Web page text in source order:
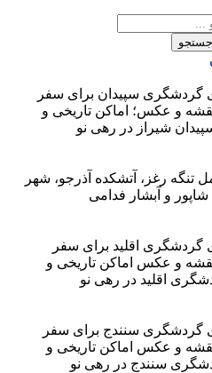
جستجو
گردشگری سپیدان برای سفر
و عکس؛ اماکن تاریخی و
شیراز در رهی نو
تنگه رغز، آتشکده آذرجو، شهر
و آبشار فدامی
گردشگری اقلید برای سفر
و عکس اماکن تاریخی و
اقلید در رهی نو
گردشگری سنندج برای سفر
و عکس اماکن تاریخی و
سنندج در رهی نو